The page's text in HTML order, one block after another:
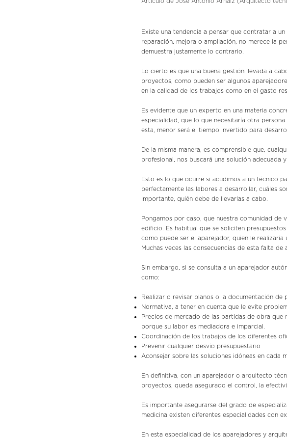
Existe una tendencia a pensar que contratar a
reparación, mejora o ampliación, no merece la
demuestra justamente lo contrario.
Lo cierto es que una buena gestión llevada a
proyectos, como pueden ser algunos
en la calidad de los trabajos como en el gasto
Es evidente que un experto en una materia
especialidad, que lo que necesitaría otra
esta, menor será el tiempo invertido para
De la misma manera, es comprensible que,
profesional, nos buscará una solución adecuada
Esto es lo que ocurre si acudimos a un técnico
perfectamente las labores a desarrollar, cuáles
importante, quién debe de llevarlas a cabo.
Pongamos por caso, que nuestra comunidad de
edificio. Es habitual que se soliciten
como puede ser el aparejador, quien le
Muchas veces las consecuencias de esta falta
Sin embargo, si se consulta a un aparejador
como:
Realizar o revisar planos o la documentación de
Normativa, a tener en cuenta que le evite
Precios de mercado de las partidas de obra que
porque su labor es mediadora e imparcial.
Coordinación de los trabajos de los diferentes
Prevenir cualquier desvío presupuestario
Aconsejar sobre las soluciones idóneas en cada
En definitiva, con un aparejador o arquitecto
proyectos, queda asegurado el control, la
Es importante asegurarse del grado de
medicina existen diferentes especialidades con
En esta especialidad de los aparejadores y